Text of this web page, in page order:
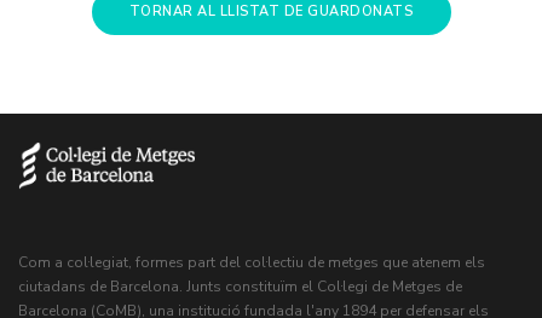
TORNAR AL LLISTAT DE GUARDONATS
Com a col·legiat, formes part del col·lectiu de metges que atenem els
ciutadans de Barcelona. Junts constituïm el Col·legi de Metges de
Barcelona (CoMB), una institució fundada l'any 1894 per defensar els